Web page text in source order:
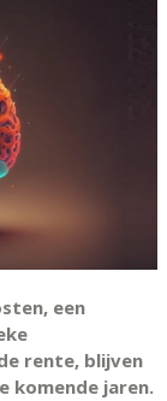
een
rente, blijven
komende jaren.